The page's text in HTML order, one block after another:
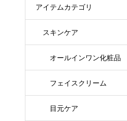
アイテムカテゴリ
スキンケア
オールインワン化粧品
フェイスクリーム
目元ケア